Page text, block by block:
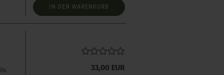
IN DEN WARENKORB
33,00 EUR